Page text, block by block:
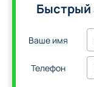
Быстрый
Ваше имя
Телефон